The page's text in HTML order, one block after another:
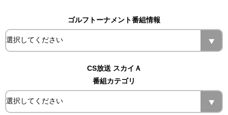
ゴルフトーナメント番組情報
CS放送 スカイＡ
番組カテゴリ